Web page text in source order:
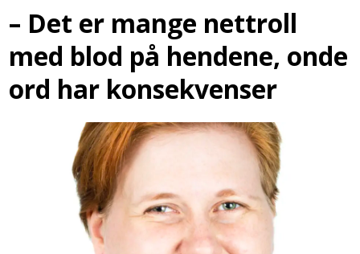
– Det er mange nettroll
med blod på hendene, onde
ord har konsekvenser